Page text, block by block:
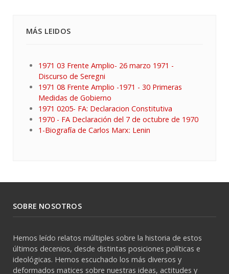
MÁS LEIDOS
1971 03 Frente Amplio- 26 marzo 1971 -
Discurso de Seregni
1971 08 Frente Amplio -1971 - 30 Primeras
Medidas de Gobierno
1971 0205- FA: Declaracion Constitutiva
1970 - FA Declaración del 7 de octubre de 1970
1-Biografía de Carlos Marx: Lenin
SOBRE NOSOTROS
Hemos leído relatos múltiples sobre la historia de estos
últimos decenios, desde distintas posiciones políticas e
ideológicas. Hemos escuchado los más diversos y
deformados matices sobre nuestras ideas, actitudes y